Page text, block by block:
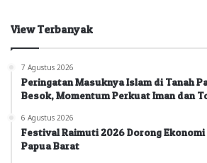
View Terbanyak
7 Agustus 2026
Peringatan Masuknya Islam di Tanah
Besok, Momentum Perkuat Iman dan
6 Agustus 2026
Festival Raimuti 2026 Dorong
Papua Barat